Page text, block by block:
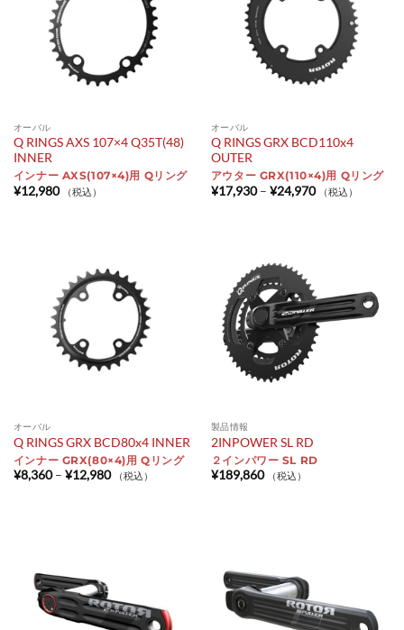
オーバル
Q RINGS AXS 107×4 Q35T(48)
INNER
インナー AXS(107×4)用 Qリング
¥12,980 （税込）
オーバル
Q RINGS GRX BCD110x4
OUTER
アウター GRX(110×4)用 Qリング
¥17,930 – ¥24,970価
格
（税込）
オーバル
Q RINGS GRX BCD80x4 INNER
インナー GRX(80×4)用 Qリング
¥8,360 – ¥12,980価
格
（税込）
製品情報
2INPOWER SL RD
２インパワー SL RD
¥189,860 （税込）